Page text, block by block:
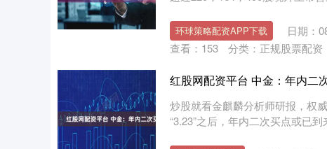
环球策略配资APP下载 日期：
查看： 153 分类： 正规股票配资
红股网配资平台 中金：年内二
炒股就看金麒麟分析师研报，权
“3.23”之后，年内二次买点或已